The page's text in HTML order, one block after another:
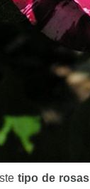
tipo de rosas